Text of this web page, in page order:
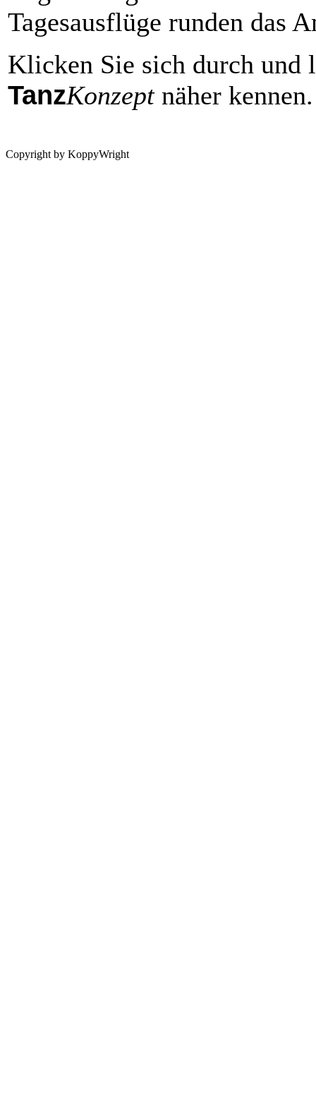
Tagesausflüge runden das
Klicken Sie sich durch und
TanzKonzeptnäher kennen.
Copyright by KoppyWright